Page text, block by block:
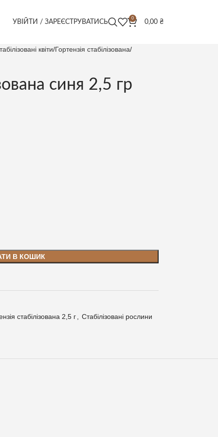
УВІЙТИ / ЗАРЕЄСТРУВАТИСЬ
0
0,00 ₴
квіти Гортензія стабілізована
синя 2,5 гр
В КОШИК
стабілізована 2,5 г Стабілізовані рослини